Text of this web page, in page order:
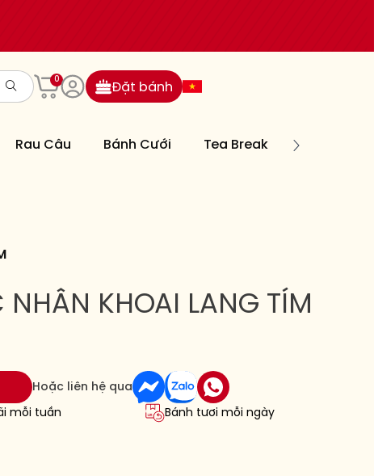
0
Đặt bánh
Rau Câu Bánh Cưới Tea Break
KHOAI LANG TÍM
Hoặc liên hệ qua
mỗi tuần Bánh tươi mỗi ngày